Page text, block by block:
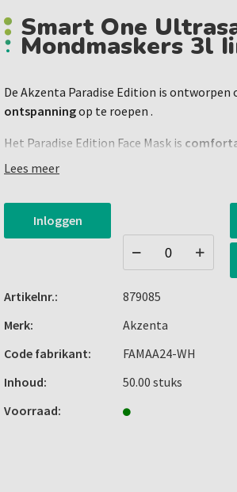
Smart One
Mondmaskers 3l
De Akzenta Paradise Edition is ontworpen
ontspanningop te roepen .
Het Paradise Edition Face Mask is
van hoogwaardige materialen die
efficiëntie van >= 98% nauwkeurigheid.
Lees meer
Inloggen
Artikelnr.:
879085
Merk:
Akzenta
Code fabrikant:
FAMAA24-WH
Inhoud:
50.00 stuks
Voorraad: